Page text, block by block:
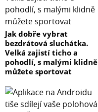
Jak dobře vybrat
bezdrátová sluchátka.
Velká zajistí ticho a
pohodlí, s malými klidně
můžete sportovat